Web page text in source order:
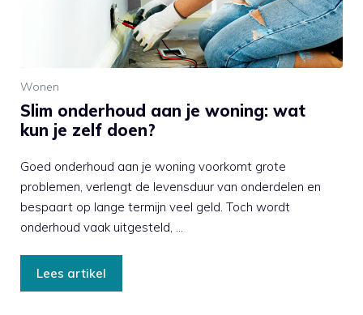
Wonen
Slim onderhoud aan je woning: wat
kun je zelf doen?
Goed onderhoud aan je woning voorkomt grote
problemen, verlengt de levensduur van onderdelen en
bespaart op lange termijn veel geld. Toch wordt
onderhoud vaak uitgesteld, …
Lees artikel